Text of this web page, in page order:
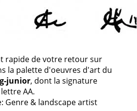
rapide de votre retour sur
la palette d'oeuvres d'art du
junior, dont la signature
AA.
Genre & landscape artist